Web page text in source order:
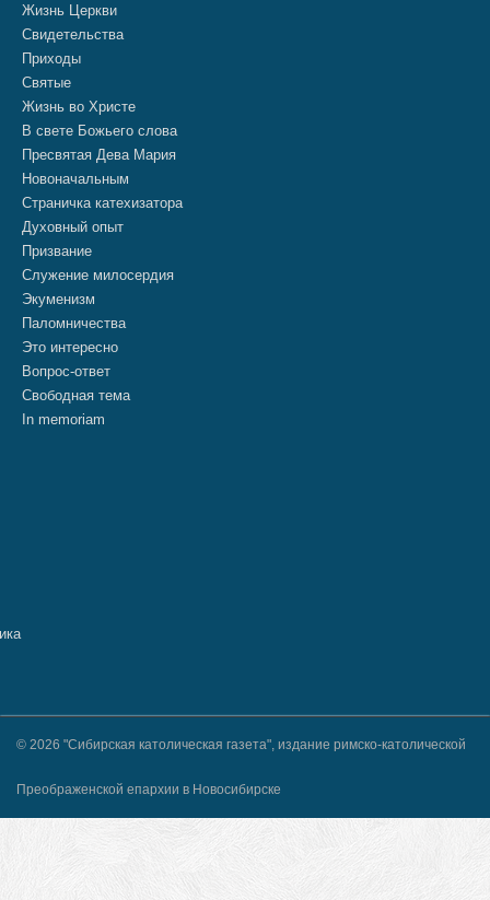
Жизнь Церкви
Свидетельства
Приходы
Святые
Жизнь во Христе
В свете Божьего слова
Пресвятая Дева Мария
Новоначальным
Страничка катехизатора
Духовный опыт
Призвание
Служение милосердия
Экуменизм
Паломничества
Это интересно
Вопрос-ответ
Свободная тема
In memoriam
© 2026 "Сибирская католическая газета", издание римско-католической
Преображенской епархии в Новосибирске